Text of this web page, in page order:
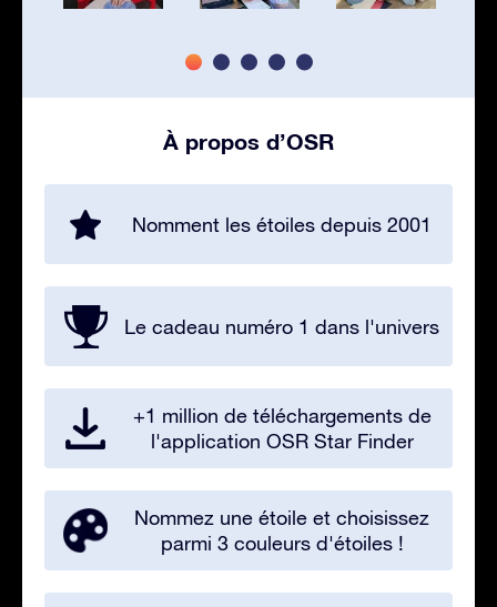
À propos d’OSR
Nomment les étoiles depuis 2001
Le cadeau numéro 1 dans l'univers
+1 million de téléchargements de
l'application OSR Star Finder
Nommez une étoile et choisissez
parmi 3 couleurs d'étoiles !